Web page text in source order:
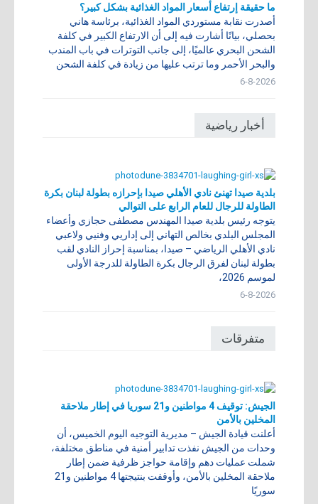
ما حقيقة إرتفاع أسعار المواد الغذائية بشكل كبير؟
أصدرت نقابة مستوردي المواد الغذائية، برئاسة هاني
بحصلي، بيانًا أشارت فيه إلى أن الارتفاع الكبير في كلفة
الشحن البحري عالميًا، إلى جانب التوترات في باب المندب
والبحر الأحمر وما ترتب عليها من زيادة في كلفة الشحن
6-8-2026
أخبار رياضية
بلدية صيدا تهنئ نادي الأهلي صيدا بإحرازه بطولة لبنان بكرة
الطاولة للرجال للعام الرابع على التوالي
ي​توجه رئيس بلدية صيدا المهندس مصطفى حجازي وأعضاء
المجلس البلدي بخالص التهاني إلى إداريي وفنيي ولاعبي
نادي الأهلي الرياضي – صيدا، بمناسبة إحراز النادي لقب
بطولة لبنان لفرق الرجال بكرة الطاولة للدرجة الأولى
لموسم 2026،
6-8-2026
متفرقات
الجيش: توقيف 4 مواطنين و21 سوريا في إطار ملاحقة
المخلين بالأمن
أعلنت قيادة الجيش – مديرية التوجيه اليوم الخميس، أن
وحدات من الجيش نفذت تدابير أمنية في مناطق مختلفة،
شملت عمليات دهم وإقامة حواجز ظرفية ضمن إطار
ملاحقة المخلين بالأمن، وأوقفت بنتيجتها 4 مواطنين و21
سوريًا